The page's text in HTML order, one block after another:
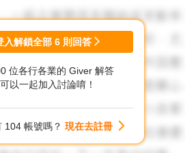
入解鎖全部 6 則回答
位各行各業的 Giver 解答
以一起加入討論唷！
104 帳號嗎？ 現在去註冊